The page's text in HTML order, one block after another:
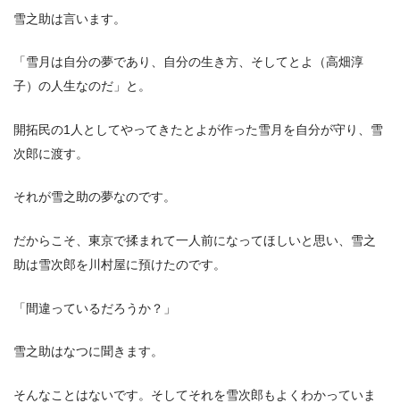
雪之助は言います。
「雪月は自分の夢であり、自分の生き方、そしてとよ（高畑淳
子）の人生なのだ」と。
開拓民の1人としてやってきたとよが作った雪月を自分が守り、雪
次郎に渡す。
それが雪之助の夢なのです。
だからこそ、東京で揉まれて一人前になってほしいと思い、雪之
助は雪次郎を川村屋に預けたのです。
「間違っているだろうか？」
雪之助はなつに聞きます。
そんなことはないです。そしてそれを雪次郎もよくわかっていま